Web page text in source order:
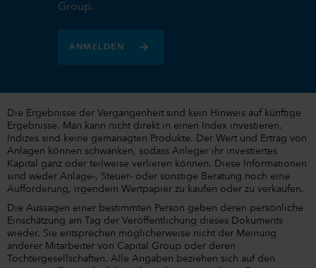
Group.
ANMELDEN
Die Ergebnisse der Vergangenheit sind kein Hinweis auf künftige
Ergebnisse. Man kann nicht direkt in einen Index investieren.
Indizes sind keine gemanagten Produkte. Der Wert und Ertrag von
Anlagen können schwanken, sodass Anleger ihr investiertes
Kapital ganz oder teilweise verlieren können. Diese Informationen
sind weder Anlage-, Steuer- oder sonstige Beratung noch eine
Aufforderung, irgendein Wertpapier zu kaufen oder zu verkaufen.
Die Aussagen einer bestimmten Person geben deren persönliche
Einschätzung am Tag der Veröffentlichung dieses Dokuments
wieder. Sie entsprechen möglicherweise nicht der Meinung
anderer Mitarbeiter von Capital Group oder deren
Tochtergesellschaften. Alle Angaben beziehen sich auf den